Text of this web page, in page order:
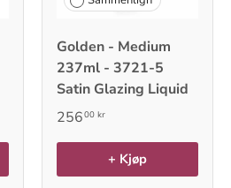
Golden - Medium
237ml - 3721-5
Satin Glazing Liquid
25600 kr
+ Kjøp